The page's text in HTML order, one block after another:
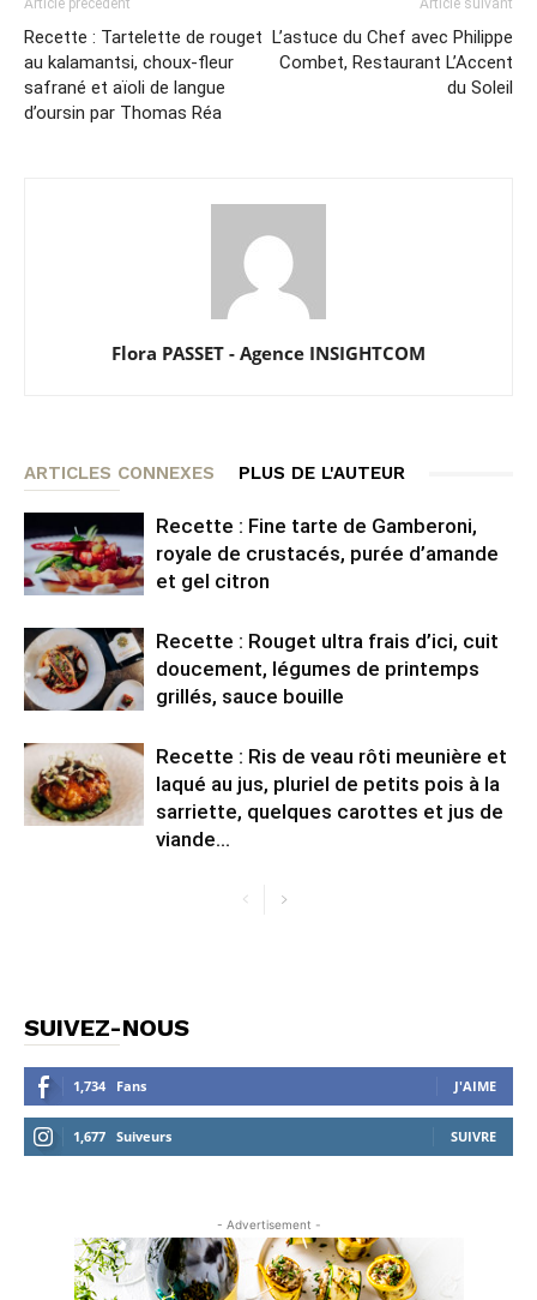
Article précédent
Recette : Tartelette de rouget
au kalamantsi, choux-fleur
safrané et aïoli de langue
d’oursin par Thomas Réa
Article suivant
L’astuce du Chef avec Philippe
Combet, Restaurant L’Accent
du Soleil
Flora PASSET - Agence INSIGHTCOM
ARTICLES CONNEXES PLUS DE L'AUTEUR
Recette : Fine tarte de Gamberoni,
royale de crustacés, purée d’amande
et gel citron
Recette : Rouget ultra frais d’ici, cuit
doucement, légumes de printemps
grillés, sauce bouille
Recette : Ris de veau rôti meunière et
laqué au jus, pluriel de petits pois à la
sarriette, quelques carottes et jus de
viande...
SUIVEZ-NOUS
1,734 Fans J'AIME
1,677 Suiveurs SUIVRE
- Advertisement -